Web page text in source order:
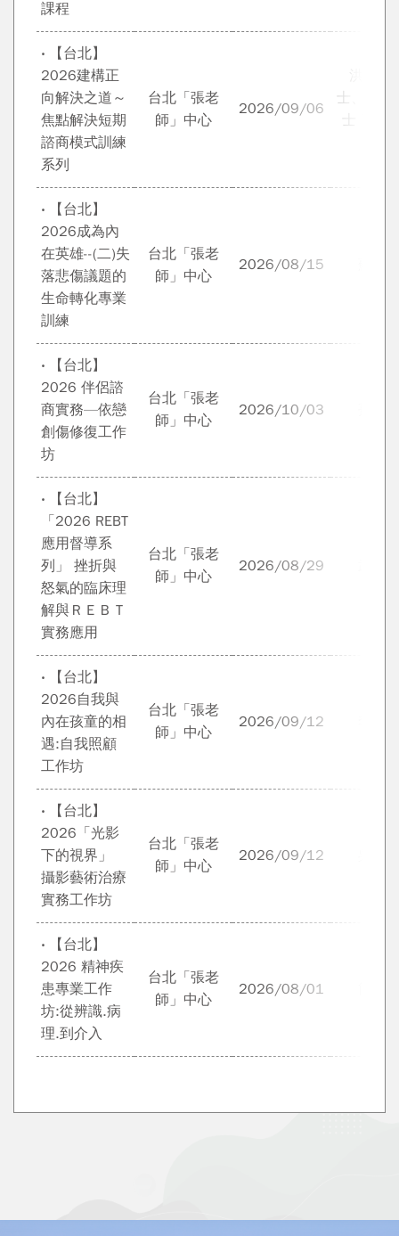
課程
‧ 【台北】
2026建構正
向解決之道～
焦點解決短期
諮商模式訓練
系列
台北「張老
師」中心
2026/09/06
士、林烝
士 專業
‧ 【台北】
2026成為內
在英雄--(二)失
落悲傷議題的
生命轉化專業
訓練
台北「張老
師」中心
2026/08/15
‧ 【台北】
2026 伴侶諮
商實務—依戀
創傷修復工作
坊
台北「張老
師」中心
2026/10/03
‧ 【台北】
「2026 REBT
應用督導系
列」 挫折與
怒氣的臨床理
解與ＲＥＢＴ
實務應用
台北「張老
師」中心
2026/08/29
‧ 【台北】
2026自我與
內在孩童的相
遇:自我照顧
工作坊
台北「張老
師」中心
2026/09/12
‧ 【台北】
2026「光影
下的視界」
攝影藝術治療
實務工作坊
台北「張老
師」中心
2026/09/12
‧ 【台北】
2026 精神疾
患專業工作
坊:從辨識.病
理.到介入
台北「張老
師」中心
2026/08/01